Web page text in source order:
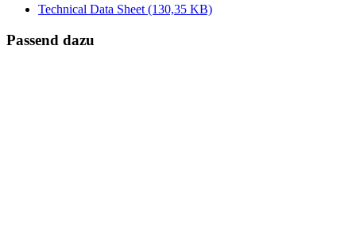
Technical Data Sheet(130,35 KB)
Passend dazu